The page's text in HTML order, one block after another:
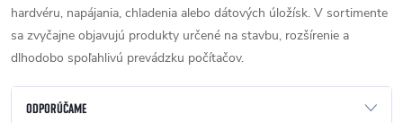
hardvéru, napájania, chladenia alebo dátových úložísk. V sortimente
sa zvyčajne objavujú produkty určené na stavbu, rozšírenie a
dlhodobo spoľahlivú prevádzku počítačov.
Radenie produktov
ODPORÚČAME